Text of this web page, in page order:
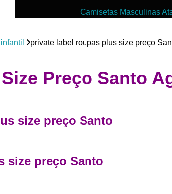
Camisetas Masculinas
Camisetas para Sublimação
Confecção de Roupas
Desenvolvimento de Coleção de
Desenvolvimento
Desenvolvimento
private label roupas plus size preço
Preço Santo
size preço Santo
size preço Santo